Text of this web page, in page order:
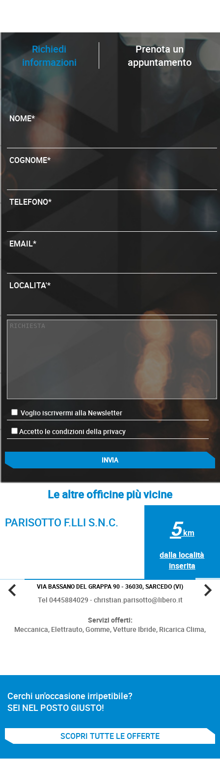
Richiedi
informazioni
Prenota un
appuntamento
NOME*
COGNOME*
TELEFONO*
EMAIL*
LOCALITA'*
Voglio iscrivermi alla Newsletter
Accetto le condizioni della privacy
Le altre officine più vicine
PARISOTTO F.LLI S.N.C.
5km
dalla località
inserita
VIA BASSANO DEL GRAPPA 90 - 36030, SARCEDO (VI)
Tel 0445884029 - christian.parisotto@libero.it
Servizi offerti:
Meccanica, Elettrauto,Gomme,Vetture Ibride, Ricarica Clima,
Cerchi un'occasione irripetibile?
SEI NEL POSTO GIUSTO!
SCOPRI TUTTE LE OFFERTE